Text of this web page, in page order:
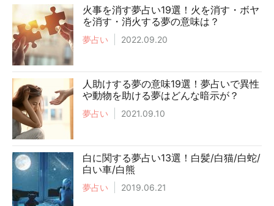
火事を消す夢占い19選！火を消す・ボヤ
を消す・消火する夢の意味は？
夢占い 2022.09.20
人助けする夢の意味19選！夢占いで異性
や動物を助ける夢はどんな暗示が？
夢占い 2021.09.10
白に関する夢占い13選！白髪/白猫/白蛇/
白い車/白熊
夢占い 2019.06.21